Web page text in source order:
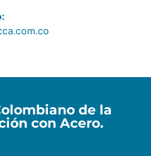
de la
con Acero.